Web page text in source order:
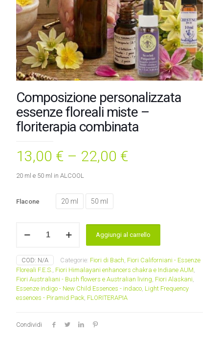
Composizione personalizzata
essenze floreali miste –
floriterapia combinata
13,00 € – 22,00 €
20 ml e 50 ml in ALCOOL
Flacone 20 ml 50 ml
personalizzata
floreali
miste
-
floriterapia
combinata
quantità
Aggiungi al carrello
COD: N/A Categorie: Fiori di Bach, Fiori Californiani - Essenze
Floreali F.E.S., Fiori Himalayani enhancers chakra e Indiane AUM,
Fiori Australiani - Bush flowers e Australian living, Fiori Alaskani,
Essenze indigo - New Child Essences - indaco, Light Frequency
essences - Piramid Pack, FLORITERAPIA
Condividi